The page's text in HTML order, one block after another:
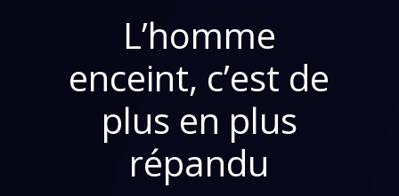
L’homme
enceint, c’est de
plus en plus
répandu